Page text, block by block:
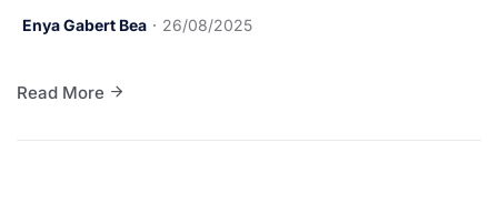
Enya Gabert Bea 26/08/2025
Read More